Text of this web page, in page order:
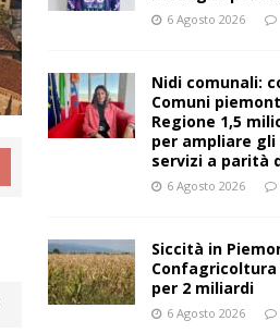
6 Agosto 2026
Nidi comunali:
Comuni
Regione 1,5
per ampliare
servizi a parità
6 Agosto 2026
Siccità in
per 2 miliardi
6 Agosto 2026